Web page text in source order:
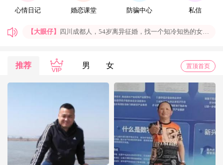
心情日记 婚恋课堂 防骗中心 私信
【大眼仔】
四川成都人，54岁离异征婚，找一个知冷知热的女人结婚过日子，非诚勿扰
【一米阳光】
上海征婚，找一位条件好点、能结婚的伴侣成家
【玉兰花】 山东济南本人，离异带一女儿，大龄男征婚，非诚勿扰。
湖北蕲春离异大龄女征婚，找一个蕲春的、60岁上下的男士结婚，共同过日子，不诚勿扰
【携手到老】今天开通钻石会员了，给我来信吧，我能看到你的联系方式哦
【铭铭】40岁未婚上海杨浦男征婚，外地人或者上海人都可以，不介意是否离异，三观合适即可，速与我联系。
【任子君】
现居深圳罗湖区，44岁，离异，在深圳工作，找一个大方、善良，会疼爱人的女子做老婆，希望​‌‌能在这里遇见你，非诚勿扰。
【张小英】想找一个心动的人
推荐 男 女 置顶首页